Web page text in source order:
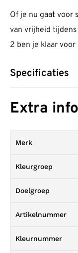
Of je nu gaat voor
van vrijheid tijdens
2 ben je klaar
Specificaties
Extra
Merk
Kleurgroep
Doelgroep
Artikelnummer
Kleurnummer